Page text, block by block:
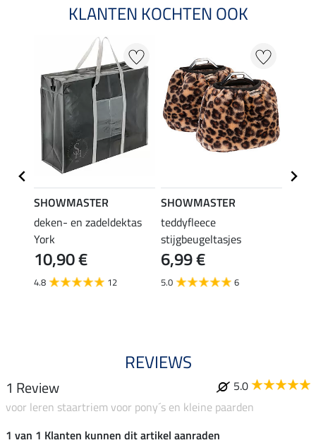
KLANTEN KOCHTEN OOK
SHOWMASTER
deken- en zadeldektas
York
10,90 €
4.8 12
SHOWMASTER
teddyfleece
stijgbeugeltasjes
6,99 €
5.0 6
REVIEWS
1 Review
5.0
voor leren staartriem voor pony´s en kleine paarden
1 van 1 Klanten kunnen dit artikel aanraden